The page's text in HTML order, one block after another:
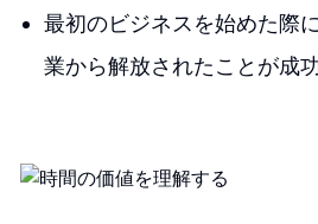
最初のビジネスを始めた際
業から解放されたことが成